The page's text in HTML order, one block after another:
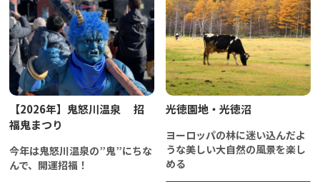
【2026年】鬼怒川温泉 招
福鬼まつり
今年は鬼怒川温泉の”鬼”にちな
んで、開運招福！
光徳園地・光徳沼
ヨーロッパの林に迷い込んだよ
うな美しい大自然の風景を楽し
める